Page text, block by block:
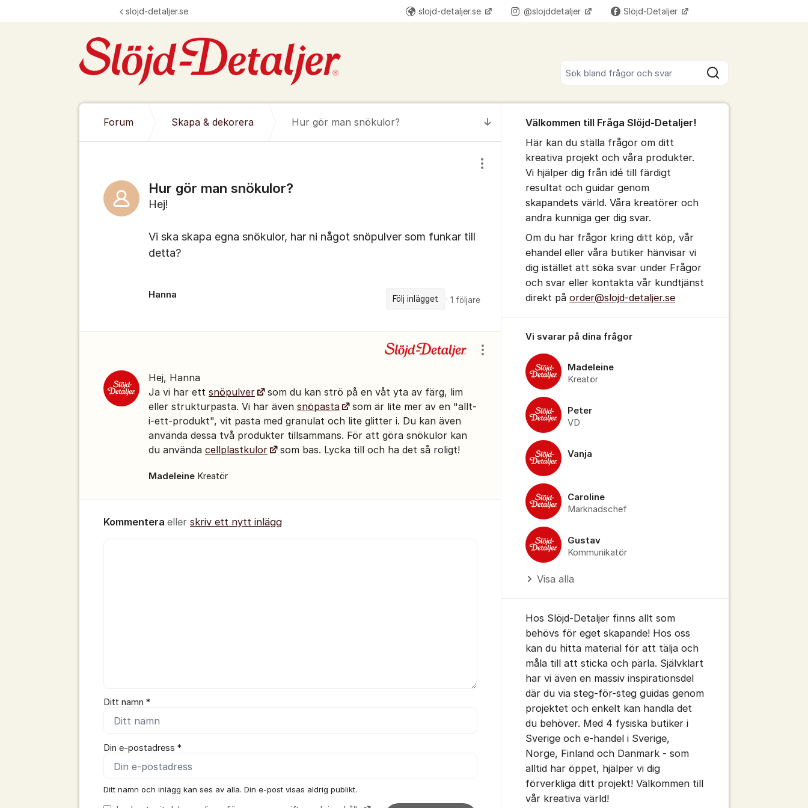
Sök
slojd-detaljer.se slojd-detaljer.se @slojddetaljer Slöjd-Detaljer Fler supportlänkar
Till senaste kommentaren
Forum Skapa & dekorera Hur gör man snökulor?
Hur gör man snökulor?
Visa/dölj inställningar för inlägg/kommentar
Hej!
Vi ska skapa egna snökulor, har ni något snöpulver som funkar till
detta?
Hanna Följ inlägget 1 följare
Hej, Hanna
Ja vi har ett snöpulver
som du kan strö på en våt yta av färg, lim
eller strukturpasta. Vi har även snöpasta
som är lite mer av en "allt-
i-ett-produkt", vit pasta med granulat och lite glitter i. Du kan även
använda dessa två produkter tillsammans. För att göra snökulor kan
du använda cellplastkulor som bas. Lycka till och ha det så roligt!
Madeleine Kreatör
Visa/dölj inställningar för inlägg/kommentar
Kommentera eller skriv ett nytt inlägg
Ditt namn *
Din e-postadress *
Ditt namn och inlägg kan ses av alla. Din e-post visas aldrig publikt.
Välkommen till Fråga Slöjd-Detaljer!
Här kan du ställa frågor om ditt
kreativa projekt och våra produkter.
Vi hjälper dig från idé till färdigt
resultat och guidar genom
skapandets värld. Våra kreatörer och
andra kunniga ger dig svar.
Om du har frågor kring ditt köp, vår
ehandel eller våra butiker hänvisar vi
dig istället att söka svar under Frågor
och svar eller kontakta vår kundtjänst
direkt på order@slojd-detaljer.se
Vi svarar på dina frågor
Madeleine
Kreatör
Peter
VD
Vanja
Caroline
Marknadschef
Gustav
Kommunikatör
Visa alla
Hos Slöjd-Detaljer finns allt som
behövs för eget skapande! Hos oss
kan du hitta material för att tälja och
måla till att sticka och pärla. Självklart
har vi även en massiv inspirationsdel
där du via steg-för-steg guidas genom
projektet och enkelt kan handla det
du behöver. Med 4 fysiska butiker i
Sverige och e-handel i Sverige,
Norge, Finland och Danmark - som
alltid har öppet, hjälper vi dig
förverkliga ditt projekt! Välkommen till
vår kreativa värld!